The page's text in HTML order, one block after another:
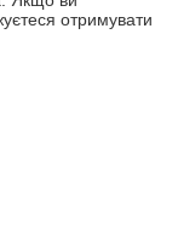
30 днів
вашу покупку
отримувати